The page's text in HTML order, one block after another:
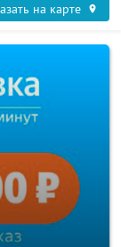
на карте